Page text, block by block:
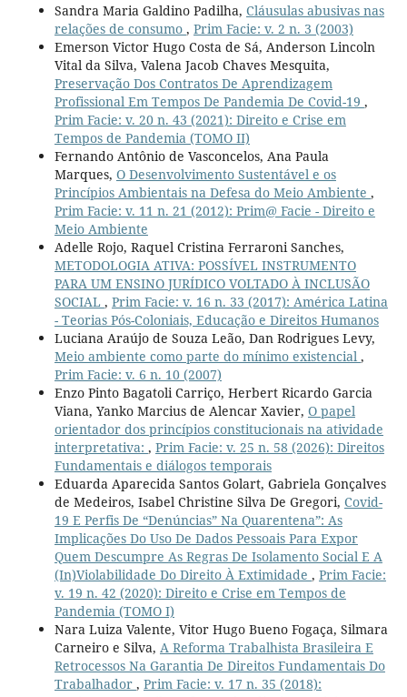
Sandra Maria Galdino Padilha, Cláusulas abusivas nas
relações de consumo , Prim Facie: v. 2 n. 3 (2003)
Emerson Victor Hugo Costa de Sá, Anderson Lincoln
Vital da Silva, Valena Jacob Chaves Mesquita,
Preservação Dos Contratos De Aprendizagem
Profissional Em Tempos De Pandemia De Covid-19 ,
Prim Facie: v. 20 n. 43 (2021): Direito e Crise em
Tempos de Pandemia (TOMO II)
Fernando Antônio de Vasconcelos, Ana Paula
Marques, O Desenvolvimento Sustentável e os
Princípios Ambientais na Defesa do Meio Ambiente ,
Prim Facie: v. 11 n. 21 (2012): Prim@ Facie - Direito e
Meio Ambiente
Adelle Rojo, Raquel Cristina Ferraroni Sanches,
METODOLOGIA ATIVA: POSSÍVEL INSTRUMENTO
PARA UM ENSINO JURÍDICO VOLTADO À INCLUSÃO
SOCIAL , Prim Facie: v. 16 n. 33 (2017): América Latina
- Teorias Pós-Coloniais, Educação e Direitos Humanos
Luciana Araújo de Souza Leão, Dan Rodrigues Levy,
Meio ambiente como parte do mínimo existencial ,
Prim Facie: v. 6 n. 10 (2007)
Enzo Pinto Bagatoli Carriço, Herbert Ricardo Garcia
Viana, Yanko Marcius de Alencar Xavier, O papel
orientador dos princípios constitucionais na atividade
interpretativa: , Prim Facie: v. 25 n. 58 (2026): Direitos
Fundamentais e diálogos temporais
Eduarda Aparecida Santos Golart, Gabriela Gonçalves
de Medeiros, Isabel Christine Silva De Gregori, Covid-
19 E Perfis De “Denúncias” Na Quarentena”: As
Implicações Do Uso De Dados Pessoais Para Expor
Quem Descumpre As Regras De Isolamento Social E A
(In)Violabilidade Do Direito À Extimidade , Prim Facie:
v. 19 n. 42 (2020): Direito e Crise em Tempos de
Pandemia (TOMO I)
Nara Luiza Valente, Vitor Hugo Bueno Fogaça, Silmara
Carneiro e Silva, A Reforma Trabalhista Brasileira E
Retrocessos Na Garantia De Direitos Fundamentais Do
Trabalhador , Prim Facie: v. 17 n. 35 (2018):